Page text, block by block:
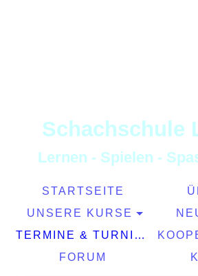
Schachschule
Lernen - Spielen - S
STARTSEITE
UNSERE KURSE
TERMINE & TURNIERE
FORUM